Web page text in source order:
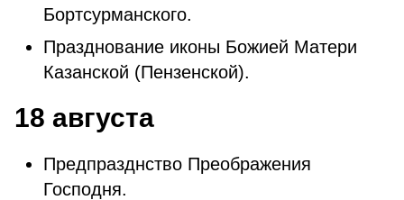
Бортсурманского.
Празднование иконы Божией Матери
Казанской (Пензенской).
18 августа
Предпразднство Преображения
Господня.